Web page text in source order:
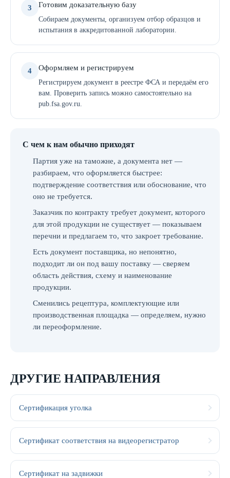
3 Готовим доказательную базу
Собираем документы, организуем отбор образцов и
испытания в аккредитованной лаборатории.
4 Оформляем и регистрируем
Регистрируем документ в реестре ФСА и передаём его
вам. Проверить запись можно самостоятельно на
pub.fsa.gov.ru.
С чем к нам обычно приходят
Партия уже на таможне, а документа нет —
разбираем, что оформляется быстрее:
подтверждение соответствия или обоснование, что
оно не требуется.
Заказчик по контракту требует документ, которого
для этой продукции не существует — показываем
перечни и предлагаем то, что закроет требование.
Есть документ поставщика, но непонятно,
подходит ли он под вашу поставку — сверяем
область действия, схему и наименование
продукции.
Сменились рецептура, комплектующие или
производственная площадка — определяем, нужно
ли переоформление.
ДРУГИЕ НАПРАВЛЕНИЯ
Сертификация уголка
Сертификат соответствия на видеорегистратор
Сертификат на задвижки